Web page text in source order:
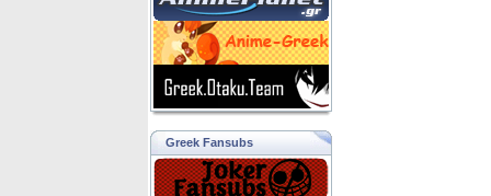
Greek Fansubs